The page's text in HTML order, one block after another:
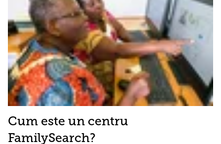
Cum este un centru
FamilySearch?